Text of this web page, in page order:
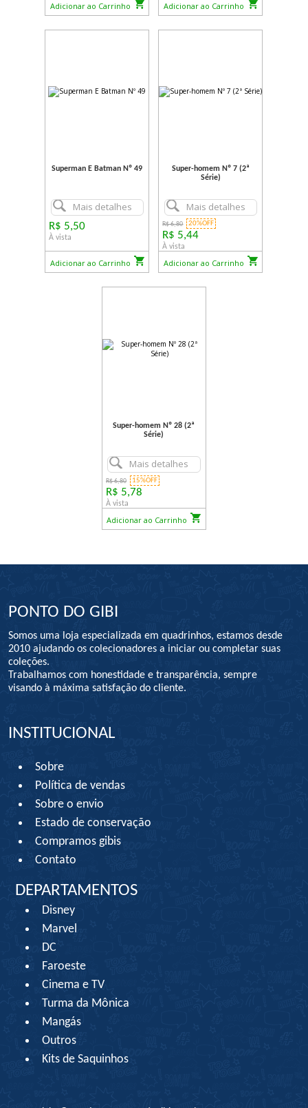
Adicionar ao Carrinho Adicionar ao Carrinho
Superman E Batman Nº 49
Mais detalhes
R$ 5,50
À vista
Adicionar ao Carrinho
Super-homem Nº 7 (2ª
Série)
Mais detalhes
R$ 6,80 20%OFF
R$ 5,44
À vista
Adicionar ao Carrinho
Super-homem Nº 28 (2ª
Série)
Mais detalhes
R$ 6,80 15%OFF
R$ 5,78
À vista
Adicionar ao Carrinho
PONTO DO GIBI
Somos uma loja especializada em quadrinhos, estamos desde
2010 ajudando os colecionadores a iniciar ou completar suas
coleções.
Trabalhamos com honestidade e transparência, sempre
visando à máxima satisfação do cliente.
INSTITUCIONAL
Sobre
Política de vendas
Sobre o envio
Estado de conservação
Compramos gibis
Contato
DEPARTAMENTOS
Disney
Marvel
DC
Faroeste
Cinema e TV
Turma da Mônica
Mangás
Outros
Kits de Saquinhos